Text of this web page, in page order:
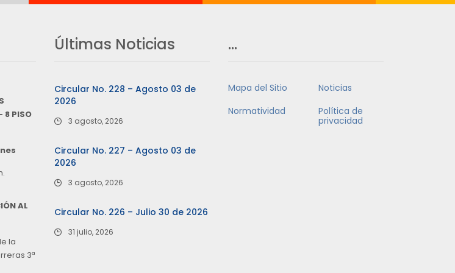
8 PISO
AL
la
3ª
Últimas Noticias
Circular No. 228 – Agosto 03 de
2026
3 agosto, 2026
Circular No. 227 – Agosto 03 de
2026
3 agosto, 2026
Circular No. 226 – Julio 30 de 2026
31 julio, 2026
…
Mapa del Sitio
Noticias
Normatividad
Política de
privacidad